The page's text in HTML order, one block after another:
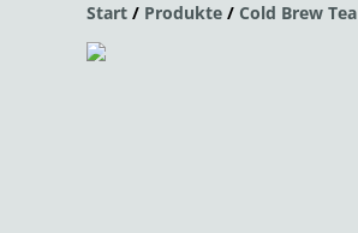
Start / Produkte / Cold Brew Tea